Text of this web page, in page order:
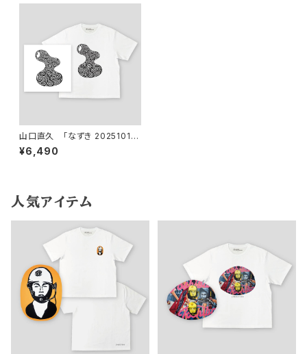
山口直久 「なずき 2025101
0」ショートスリーブTシャツ
¥6,490
人気アイテム